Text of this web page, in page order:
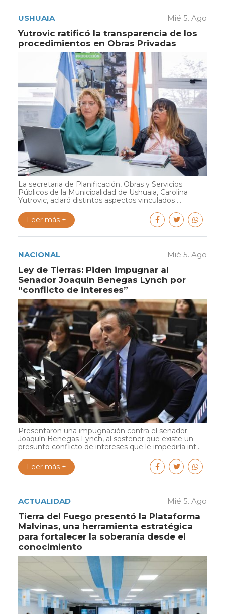
USHUAIA Mié 5. Ago
Yutrovic ratificó la transparencia de los
procedimientos en Obras Privadas
La secretaria de Planificación, Obras y Servicios
Públicos de la Municipalidad de Ushuaia, Carolina
Yutrovic, aclaró distintos aspectos vinculados ...
Leer más +
NACIONAL Mié 5. Ago
Ley de Tierras: Piden impugnar al
Senador Joaquín Benegas Lynch por
“conflicto de intereses”
Presentaron una impugnación contra el senador
Joaquín Benegas Lynch, al sostener que existe un
presunto conflicto de intereses que le impediría int...
Leer más +
ACTUALIDAD Mié 5. Ago
Tierra del Fuego presentó la Plataforma
Malvinas, una herramienta estratégica
para fortalecer la soberanía desde el
conocimiento